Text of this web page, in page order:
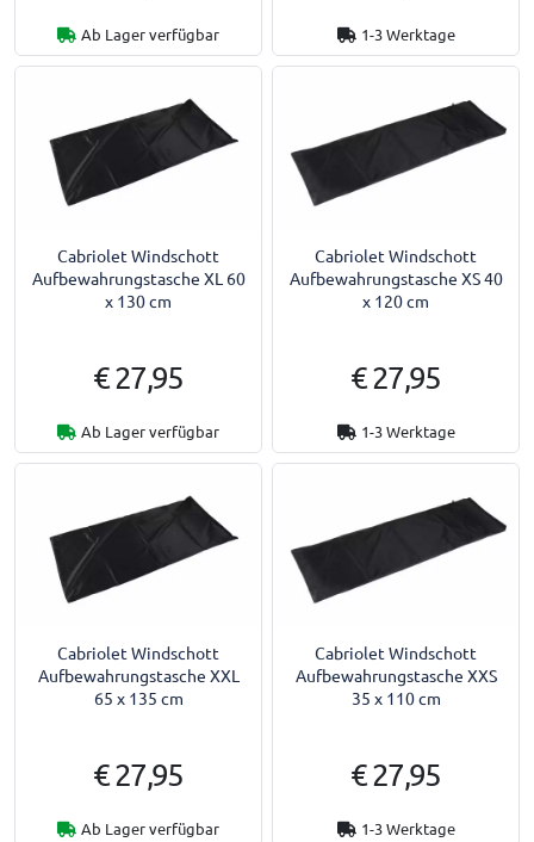
Ab Lager verfügbar 1-3 Werktage
Cabriolet Windschott
Aufbewahrungstasche XL 60
x 130 cm
€ 27,95
Ab Lager verfügbar
Cabriolet Windschott
Aufbewahrungstasche XS 40
x 120 cm
€ 27,95
1-3 Werktage
Cabriolet Windschott
Aufbewahrungstasche XXL
65 x 135 cm
€ 27,95
Ab Lager verfügbar
Cabriolet Windschott
Aufbewahrungstasche XXS
35 x 110 cm
€ 27,95
1-3 Werktage